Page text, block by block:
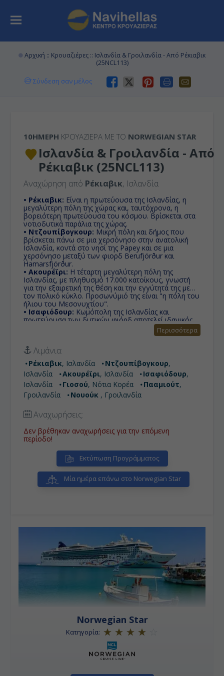
Αρχική :: Κρουαζιέρες :: Ισλανδία & Γροιλανδία - Από Ρέκιαβικ
(25NCL113)
Σύνδεση σαν μέλος
10ΉΜΕΡΗ ΚΡΟΥΑΖΙΕΡΑ ΜΕ ΤΟ NORWEGIAN STAR
Ισλανδία & Γροιλανδία - Από
Ρέκιαβικ (25NCL113)
Αναχώρηση από Ρέκιαβικ, Ισλανδία
• Ρέκιαβικ: Είναι η πρωτεύουσα της Ισλανδίας, η
μεγαλύτερη πόλη της χώρας και, ταυτόχρονα, η
βορειότερη πρωτεύουσα του κόσμου. Βρίσκεται στα
νοτιοδυτικά παράλια της χώρας.
• Ντζουπίβογκουρ: Mικρή πόλη και δήμος που
βρίσκεται πάνω σε μια χερσόνησο στην ανατολική
Ισλανδία, κοντά στο νησί της Papey και σε μια
χερσόνησο μεταξύ των φιορδ Berufjörður και
Hamarsfjörður.
• Ακουρέϊρι: Η τέταρτη μεγαλύτερη πόλη της
Ισλανδίας, με πληθυσμό 17.000 κατοίκους, γνωστή
για την εξαιρετική της θέση και την εγγύτητά της με
τον πολικό κύκλο. Προσωνύμιό της είναι "η πόλη του
ήλιου του Μεσονυχτίου".
• Ισαφιόδουρ: Κωμόπολη της Ισλανδίας και
πρωτεύουσα των δυτικών φιόρδ αποτελεί ιδανικός
προορισμός για όσους αγαπούν το χιόνι και τις
• Γιοσού:
• Πααμιούτ:
Φρεντέρικσχαμπ, είναι μια πόλη στη νοτιοδυτική
Γροιλανδία στον δήμο Σερμερσόοκ.
• Νουούκ :Η Νουούκ είναι η πρωτεύουσα και
μεγαλύτερη πόλη της αυτοκυβερνώμενης δανικής
περιοχής της Γροιλανδίας. Η πόλη ιδρύθηκε το 1728
από τον Νορβηγό ιεραπόστολο Χανς Εγκέντε και
στην οποία δόθηκε το όνομα Γκόντχομπ. Την εποχή
αυτή η Γροιλανδία ήταν νορβηγική αποικία
Περισσότερα
Λιμάνια:
Ρέκιαβικ, Ισλανδία Ντζουπίβογκουρ,
Ισλανδία
Ακουρέϊρι, Ισλανδία Ισαφιόδουρ,
Ισλανδία
Γιοσού, Νότια Κορέα Πααμιούτ,
Γροιλανδία
Νουούκ , Γροιλανδία
Αναχωρήσεις:
Δεν βρέθηκαν αναχωρήσεις για την επόμενη
περίοδο!
Εκτύπωση Προγράμματος
Μία ημέρα επάνω στο Norwegian Star
Norwegian Star
Κατηγορία: